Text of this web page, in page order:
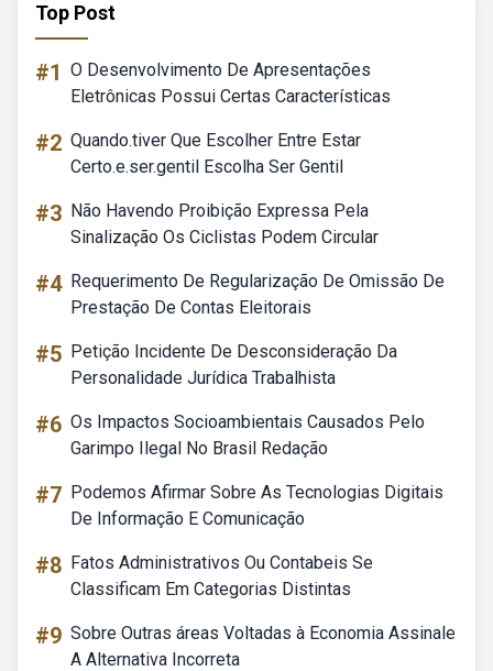
Top Post
#1 O Desenvolvimento De Apresentações
Eletrônicas Possui Certas Características
#2 Quando.tiver Que Escolher Entre Estar
Certo.e.ser.gentil Escolha Ser Gentil
#3 Não Havendo Proibição Expressa Pela
Sinalização Os Ciclistas Podem Circular
#4 Requerimento De Regularização De Omissão De
Prestação De Contas Eleitorais
#5 Petição Incidente De Desconsideração Da
Personalidade Jurídica Trabalhista
#6 Os Impactos Socioambientais Causados Pelo
Garimpo Ilegal No Brasil Redação
#7 Podemos Afirmar Sobre As Tecnologias Digitais
De Informação E Comunicação
#8 Fatos Administrativos Ou Contabeis Se
Classificam Em Categorias Distintas
#9 Sobre Outras áreas Voltadas à Economia Assinale
A Alternativa Incorreta